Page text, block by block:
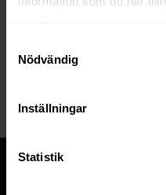
Nödvändig
Inställningar
Statistik
If you are the owner of this
website to be suspended.